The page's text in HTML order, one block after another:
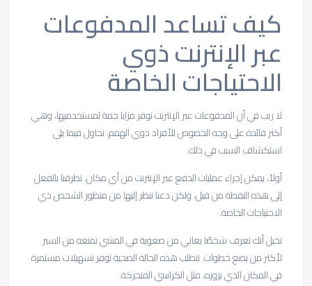
كيفتساعدالمدفوعات
عبرالإنترنتذوي
الاحتياجاتالخاصة
لا ريب في أن المدفوعات عبر الإنترنت توفر مزايا جمة لمستخدميها، وهي
أكثر فائدة على وجه الخصوص للأفراد ذوي الهمم. نحاول فيما يلي
استكشاف السبب في ذلك.
أولاً، يمكن إجراء عمليات الدفع عبر الإنترنت من أي مكان. تطرقنا بالفعل
إلى هذه النقطة من قبل، ولكن دعنا ننظر إليها من منظور الشخص ذي
الاحتياجات الخاصة.
تخيل أنك تعرف شخصًا يعاني من صعوبة في المشي تمنعه من السير
لأكثر من بضع خطوات. تتطلب هذه الحالة الصحية توفر تسهيلات مستمرة
في المكان الذي يزوره، مثل الكراسي المتحركة.